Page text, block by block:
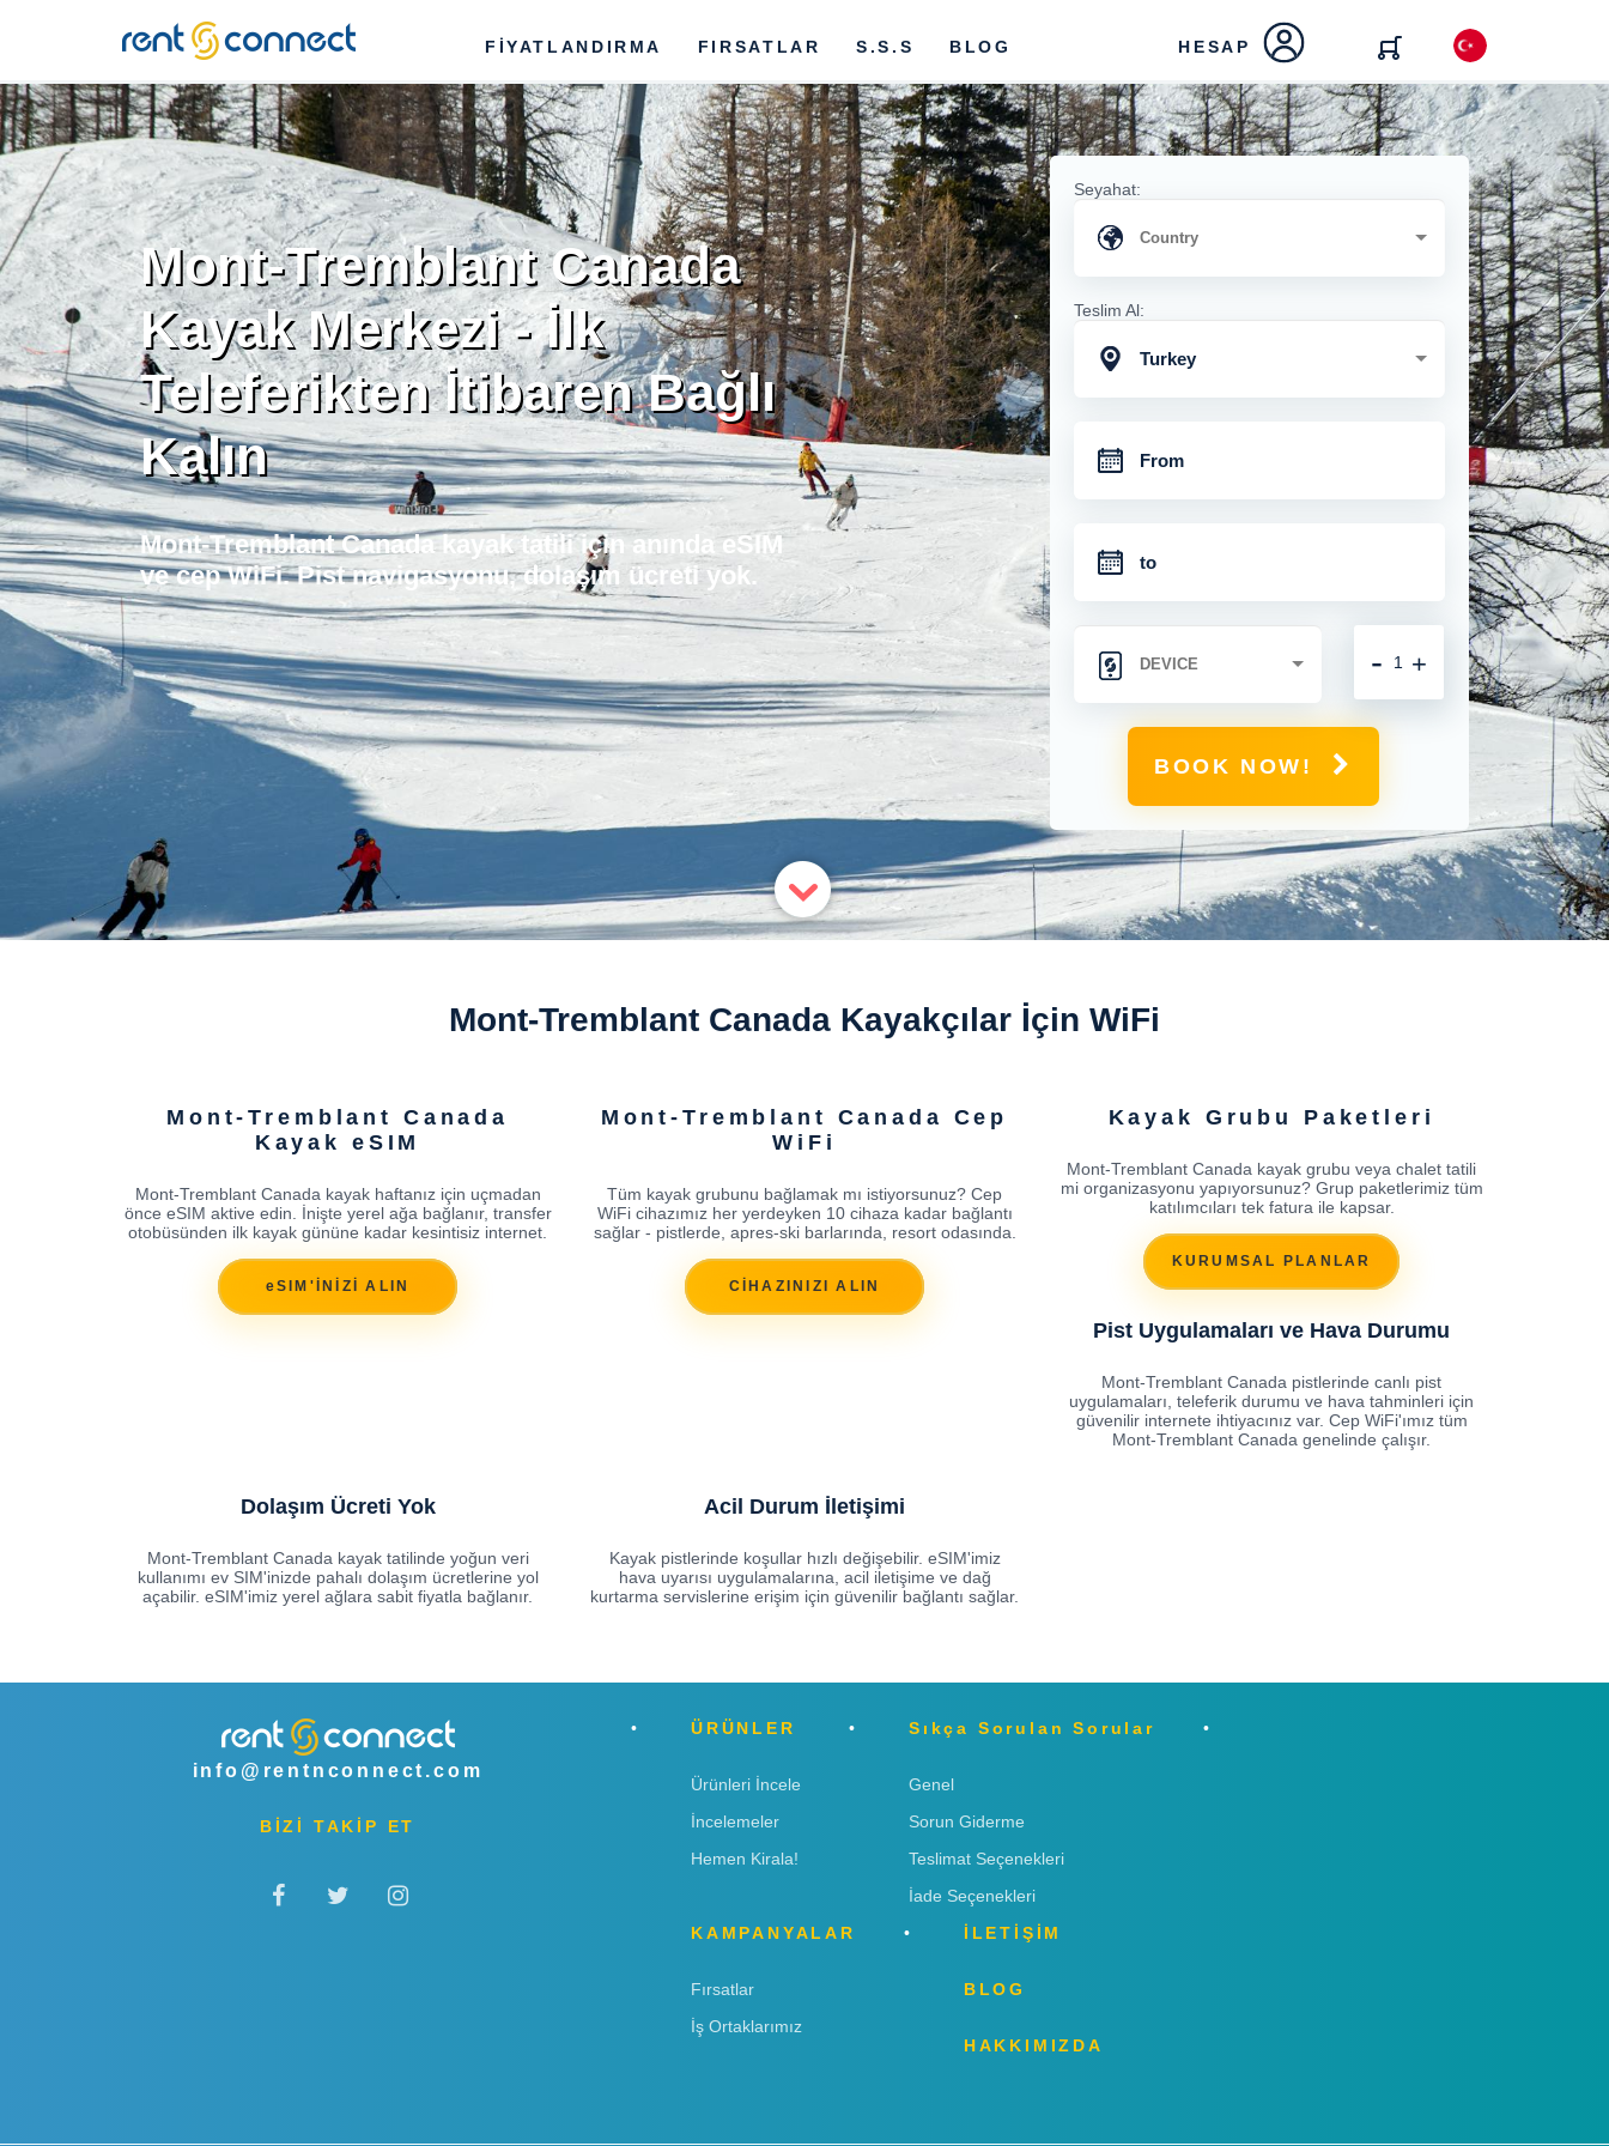
RENT'N
CONNECT
FİYATLANDIRMA FIRSATLAR S.S.S BLOG HESAP
Mont-Tremblant Canada
Kayak Merkezi - İlk
Teleferikten İtibaren Bağlı
Kalın
Mont-Tremblant Canada kayak tatili için anında eSIM
ve cep WiFi. Pist navigasyonu, dolaşım ücreti yok.
Seyahat:
Teslim Al:
Turkey
+
-
BOOK NOW!
Mont-Tremblant Canada Kayakçılar İçin WiFi
Mont-Tremblant Canada
Kayak eSIM
Mont-Tremblant Canada kayak haftanız için uçmadan
önce eSIM aktive edin. İnişte yerel ağa bağlanır, transfer
otobüsünden ilk kayak gününe kadar kesintisiz internet.
eSIM'İNİZİ ALIN
Mont-Tremblant Canada Cep
WiFi
Tüm kayak grubunu bağlamak mı istiyorsunuz? Cep
WiFi cihazımız her yerdeyken 10 cihaza kadar bağlantı
sağlar - pistlerde, apres-ski barlarında, resort odasında.
CİHAZINIZI ALIN
Kayak Grubu Paketleri
Mont-Tremblant Canada kayak grubu veya chalet tatili
mi organizasyonu yapıyorsunuz? Grup paketlerimiz tüm
katılımcıları tek fatura ile kapsar.
KURUMSAL PLANLAR
Pist Uygulamaları ve Hava Durumu
Mont-Tremblant Canada pistlerinde canlı pist
uygulamaları, teleferik durumu ve hava tahminleri için
güvenilir internete ihtiyacınız var. Cep WiFi'ımız tüm
Mont-Tremblant Canada genelinde çalışır.
Dolaşım Ücreti Yok
Mont-Tremblant Canada kayak tatilinde yoğun veri
kullanımı ev SIM'inizde pahalı dolaşım ücretlerine yol
açabilir. eSIM'imiz yerel ağlara sabit fiyatla bağlanır.
Acil Durum İletişimi
Kayak pistlerinde koşullar hızlı değişebilir. eSIM'imiz
hava uyarısı uygulamalarına, acil iletişime ve dağ
kurtarma servislerine erişim için güvenilir bağlantı sağlar.
info@rentnconnect.com
BİZİ TAKİP ET
ÜRÜNLER
Ürünleri İncele
İncelemeler
Hemen Kirala!
Sıkça Sorulan Sorular
Genel
Sorun Giderme
Teslimat Seçenekleri
İade Seçenekleri
KAMPANYALAR
Fırsatlar
İş Ortaklarımız
İLETİŞİM
BLOG
HAKKIMIZDA